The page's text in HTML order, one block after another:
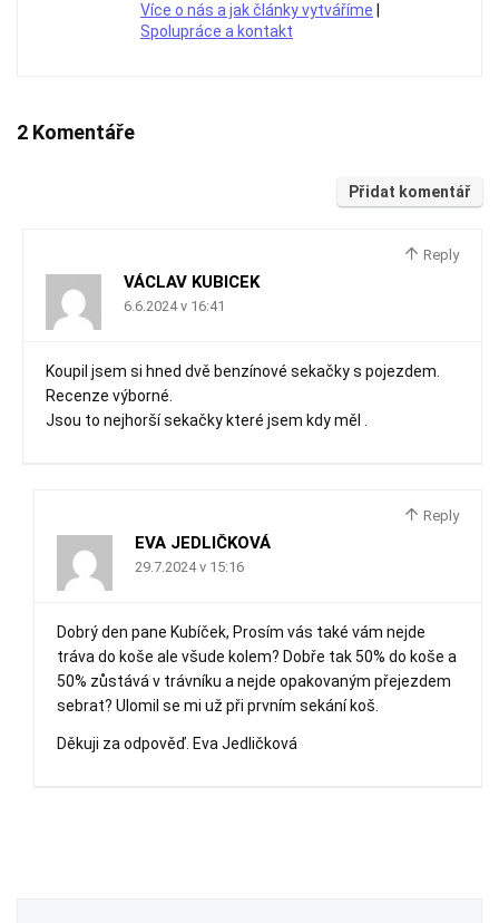
Více o nás a jak články vytváříme
Spolupráce a kontakt
2 Komentáře
Přidat komentář
Reply
VÁCLAV KUBICEK
6.6.2024 v 16:41
Koupil jsem si hned dvě benzínové sekačky s pojezdem.
Recenze výborné.
Jsou to nejhorší sekačky které jsem kdy měl .
Reply
EVA JEDLIČKOVÁ
29.7.2024 v 15:16
Dobrý den pane Kubíček, Prosím vás také vám nejde
tráva do koše ale všude kolem? Dobře tak 50% do koše a
50% zůstává v trávníku a nejde opakovaným přejezdem
sebrat? Ulomil se mi už při prvním sekání koš.
Děkuji za odpověď. Eva Jedličková